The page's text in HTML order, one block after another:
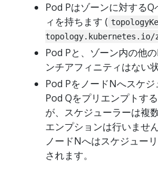
Pod Pはゾーンに対する
ィを持ちます (
topology.kubernetes.io/
Pod Pと、ゾーン内の他
ンチアフィニティはない
Pod PをノードNへスケジ
Pod Qをプリエンプトす
が、スケジューラーは複
エンプションは行いませ
ノードNへはスケジュー
されます。